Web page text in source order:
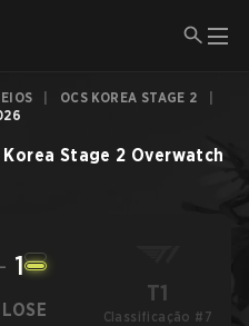
OCS KOREA STAGE 2
Korea Stage 2 Overwatch
- 1
LOSE
T1
Classificação #7